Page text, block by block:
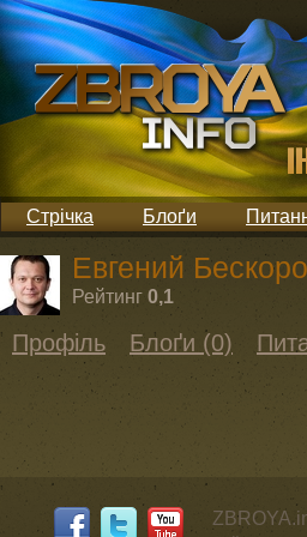
Стрічка Блоґи
Евгений
Рейтинг 0,1
Профіль Блоґи (0)